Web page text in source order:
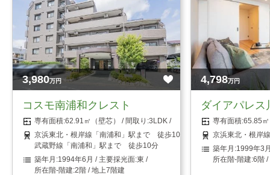
3,980万円
コスモ南浦和クレスト
62.91㎡（壁芯）
3LDK
京浜東北・根岸線「南浦和」駅まで 徒歩10分
武蔵野線「南浦和」駅まで 徒歩10分
1994年6月
東
2階 / 地上7階建
4,798万円
ダイアパレス
65.85
京浜東北・根岸
1999年3
6階 /